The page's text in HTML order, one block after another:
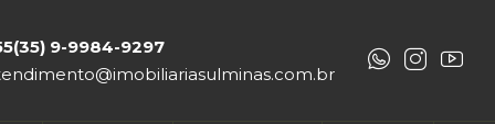
9-9984-9297